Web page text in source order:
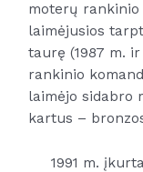
moterų
laimėjusios
taurę (1987 m. ir
rankinio
laimėjo sidabro
kartus –
1991 m.